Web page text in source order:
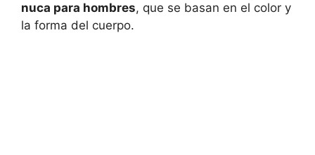
nuca para hombres, que se basan en el color y
la forma del cuerpo.